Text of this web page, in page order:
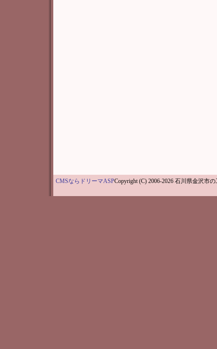
CMSならドリーマASPCopyright (C) 2006-2026 石川県金沢市